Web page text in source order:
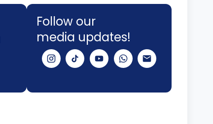
Follow our
media updates!